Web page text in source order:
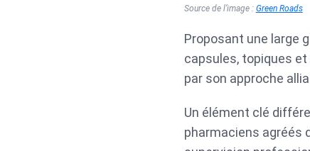
Source de l’image : Green Roads
Proposant une large
capsules, topiques et
par son approche
Un élément clé
pharmaciens agréés